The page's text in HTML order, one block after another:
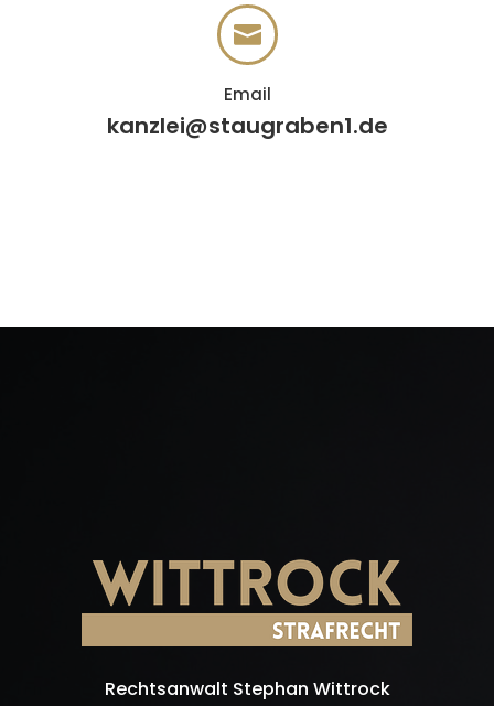

Email
kanzlei@staugraben1.de
Rechtsanwalt Stephan Wittrock